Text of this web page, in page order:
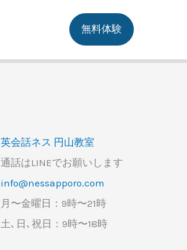
無料体験
英会話ネス 円山教室
通話はLINEでお願いします
info@nessapporo.com
月〜金曜日：9時〜21時
土､日､祝日：9時〜18時